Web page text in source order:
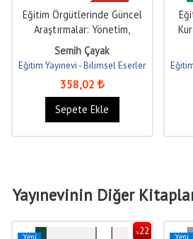
Eğitim Örgütlerinde Güncel
Araştırmalar: Yönetim,
Öğrenme ve Dijital...
Semih Çayak
Eğitim Yayınevi - Bilimsel Eserler
358,02
Sepete Ekle
Yayınevinin Diğer
%22
Yeni Yeni